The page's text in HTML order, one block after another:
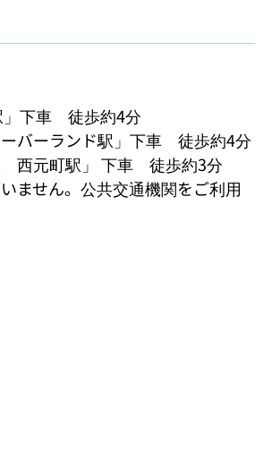
」下車　徒歩約4分
ーバーランド駅」下車　徒歩約4分
　西元町駅」 下車　徒歩約3分
ません。公共交通機関をご利用